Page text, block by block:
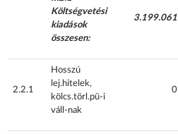
Költségvetési
kiadások
összesen:
3.199.061
2.2.1
Hosszú
lej.hitelek,
kölcs.törl.pü-i
váll-nak
0